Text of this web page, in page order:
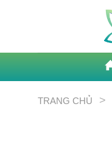
TRANG CHỦ >